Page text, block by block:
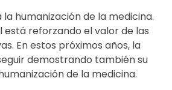
la humanización de la medicina.
está reforzando el valor de las
En estos próximos años, la
demostrando también su
de la medicina.